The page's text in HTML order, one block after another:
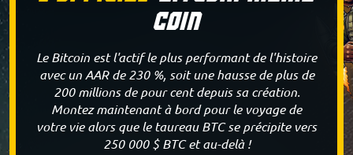
Coin
Le Bitcoin est l'actif le plus performant de l'histoire
avec un AAR de 230 %, soit une hausse de plus de
200 millions de pour cent depuis sa création.
Montez maintenant à bord pour le voyage de
votre vie alors que le taureau BTC se précipite vers
250 000 $ BTC et au-delà !